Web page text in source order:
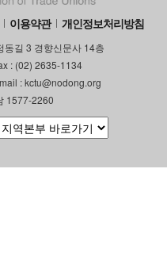
이용약관 개인정보처리방침
동길 3 경향신문사 14층
: (02) 2635-1134
: kctu@nodong.org
1577-2260